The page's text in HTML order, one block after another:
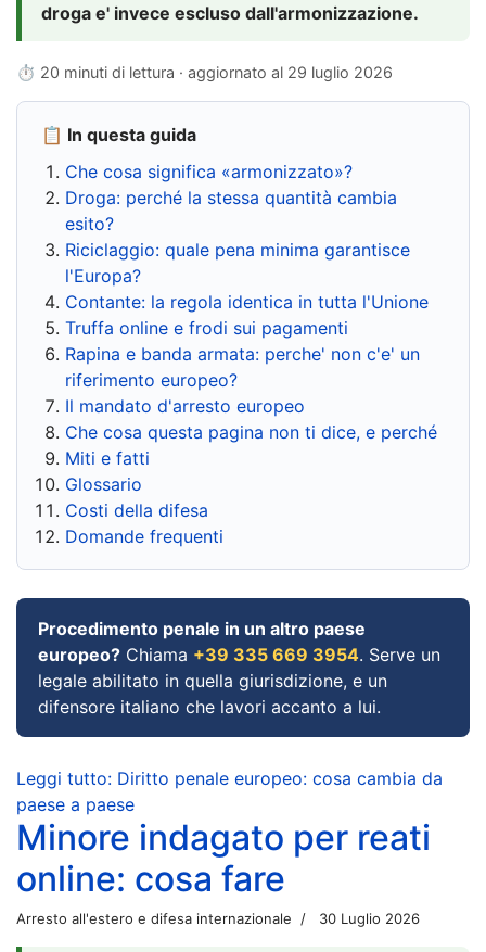
droga e' invece escluso dall'armonizzazione.
⏱ 20 minuti di lettura · aggiornato al 29 luglio 2026
📋 In questa guida
Che cosa significa «armonizzato»?
Droga: perché la stessa quantità cambia
esito?
Riciclaggio: quale pena minima garantisce
l'Europa?
Contante: la regola identica in tutta l'Unione
Truffa online e frodi sui pagamenti
Rapina e banda armata: perche' non c'e' un
riferimento europeo?
Il mandato d'arresto europeo
Che cosa questa pagina non ti dice, e perché
Miti e fatti
Glossario
Costi della difesa
Domande frequenti
Procedimento penale in un altro paese
europeo? Chiama +39 335 669 3954. Serve un
legale abilitato in quella giurisdizione, e un
difensore italiano che lavori accanto a lui.
Leggi tutto: Diritto penale europeo: cosa cambia da
paese a paese
Minore indagato per reati
online: cosa fare
Arresto all'estero e difesa internazionale 30 Luglio 2026